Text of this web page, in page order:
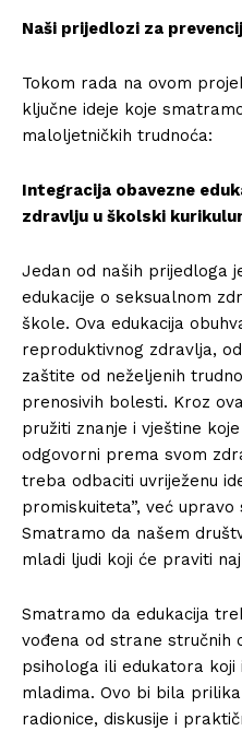
Info
O nama
Kontakt
Naši prijedlozi za
Tokom rada na ovom
ključne ideje koje
maloljetničkih trudnoća:
Integracija obavezne
zdravlju u školski
Jedan od naših prijedloga
edukacije o seksualnom
škole. Ova edukacija
reproduktivnog zdravlja,
zaštite od neželjenih
prenosivih bolesti. Kroz
pružiti znanje i vještine
odgovorni prema svom
treba odbaciti uvriježenu
promiskuiteta”, već
Smatramo da našem
mladi ljudi koji će praviti
Smatramo da edukacija
vođena od strane stručnih
psihologa ili edukatora koji
mladima. Ovo bi bila
radionice, diskusije i